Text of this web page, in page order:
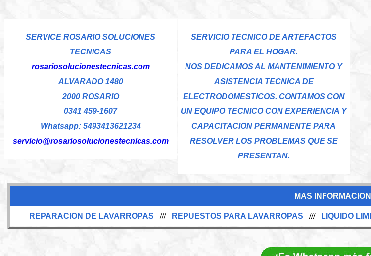
SERVICE ROSARIO SOLUCIONES
TECNICAS
rosariosolucionestecnicas.com
ALVARADO 1480
2000 ROSARIO
0341 459-1607
Whatsapp: 5493413621234
servicio@rosariosolucionestecnicas.com
SERVICIO TECNICO DE ARTEFACTOS
PARA EL HOGAR.
NOS DEDICAMOS AL MANTENIMIENTO Y
ASISTENCIA TECNICA DE
ELECTRODOMESTICOS. CONTAMOS CON
UN EQUIPO TECNICO CON EXPERIENCIA Y
CAPACITACION PERMANENTE PARA
RESOLVER LOS PROBLEMAS QUE SE
PRESENTAN.
MAS INFORMACION
REPARACION DE LAVARROPAS /// REPUESTOS PARA LAVARROPAS /// LIQUIDO